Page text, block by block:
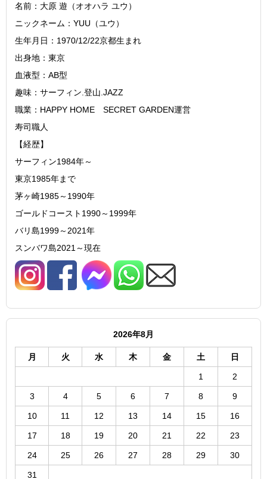
名前：大原 遊（オオハラ ユウ）
ニックネーム：YUU（ユウ）
生年月日：1970/12/22京都生まれ
出身地：東京
血液型：AB型
趣味：サーフィン.登山.JAZZ
職業：HAPPY HOME SECRET GARDEN運営
寿司職人
【経歴】
サーフィン1984年～
東京1985年まで
茅ヶ崎1985～1990年
ゴールドコースト1990～1999年
バリ島1999～2021年
スンバワ島2021～現在
2026年8月
月 火 水 木 金 土 日
1 2
3 4 5 6 7 8 9
10 11 12 13 14 15 16
17 18 19 20 21 22 23
24 25 26 27 28 29 30
31